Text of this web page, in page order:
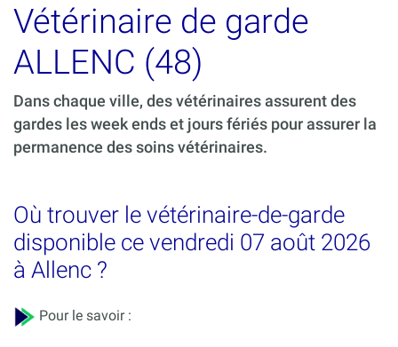
Vétérinaire de garde
ALLENC (48)
Dans chaque ville, des vétérinaires assurent des
gardes les week ends et jours fériés pour assurer la
permanence des soins vétérinaires.
Où trouver le vétérinaire-de-garde
disponible ce vendredi 07 août 2026
à Allenc ?
Pour le savoir :